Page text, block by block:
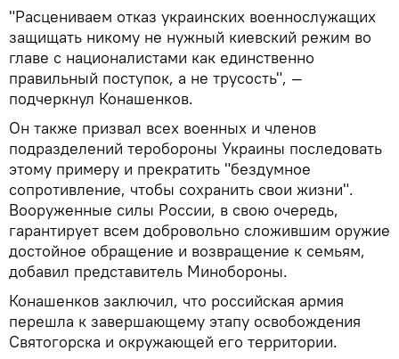
"Расцениваем отказ украинских военнослужащих
защищать никому не нужный киевский режим во
главе с националистами как единственно
правильный поступок, а не трусость", —
подчеркнул Конашенков.
Он также призвал всех военных и членов
подразделений теробороны Украины последовать
этому примеру и прекратить "бездумное
сопротивление, чтобы сохранить свои жизни".
Вооруженные силы России, в свою очередь,
гарантирует всем добровольно сложившим оружие
достойное обращение и возвращение к семьям,
добавил представитель Минобороны.
Конашенков заключил, что российская армия
перешла к завершающему этапу освобождения
Святогорска и окружающей его территории.